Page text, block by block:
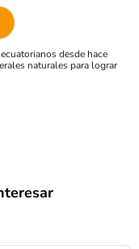
desde hace
naturales para lograr